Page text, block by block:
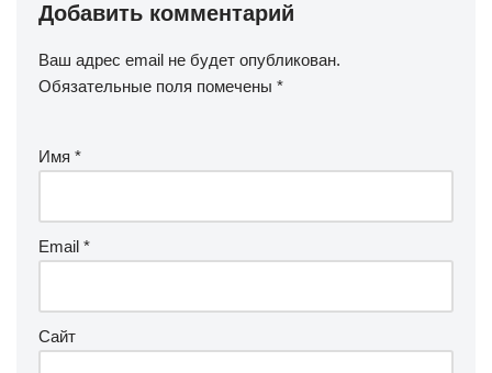
Добавить комментарий
Ваш адрес email не будет опубликован.
Обязательные поля помечены *
Имя *
Email *
Сайт